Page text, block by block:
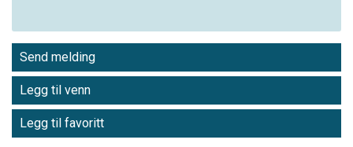
Send melding
Legg til venn
Legg til favoritt